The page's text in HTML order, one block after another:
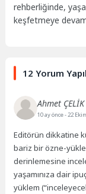
rehberliğinde,
keşfetmeye
12 Yorum
Ahmet ÇELİK
10 ay önce- 22
Editörün dikkatine
bariz bir özne-
derinlemesine
yaşamınıza dair
yüklem